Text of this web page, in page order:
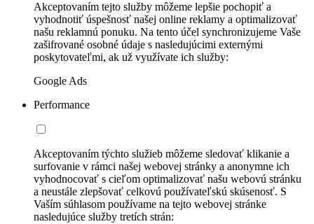
Akceptovaním tejto služby môžeme lepšie pochopiť a
vyhodnotiť úspešnosť našej online reklamy a optimalizovať
našu reklamnú ponuku. Na tento účel synchronizujeme Vaše
zašifrované osobné údaje s nasledujúcimi externými
poskytovateľmi, ak už využívate ich služby:
Google Ads
Performance
Akceptovaním týchto služieb môžeme sledovať klikanie a
surfovanie v rámci našej webovej stránky a anonymne ich
vyhodnocovať s cieľom optimalizovať našu webovú stránku
a neustále zlepšovať celkovú používateľskú skúsenosť. S
Vaším súhlasom používame na tejto webovej stránke
nasledujúce služby tretích strán: